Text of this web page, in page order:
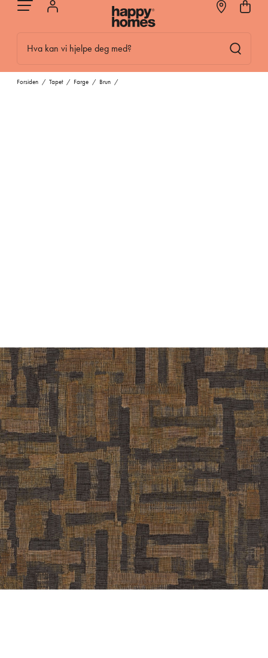
Hva kan vi hjelpe deg med?
Forsiden / Tapet / Farge / Brun /